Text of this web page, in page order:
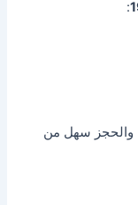
:
والحجز سهل من